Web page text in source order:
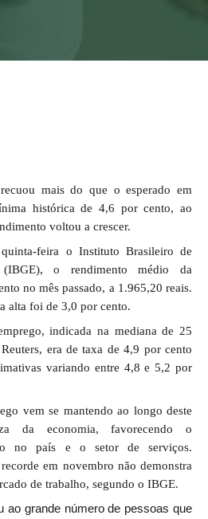
mais do que o esperado em
histórica de 4,6 por cento, ao
voltou a crescer.
feira o Instituto Brasileiro de
(IBGE), o rendimento médio da
no mês passado, a 1.965,20 reais.
alta foi de 3,0 por cento.
indicada na mediana de 25
era de taxa de 4,9 por cento
variando entre 4,8 e 5,2 por
vem se mantendo ao longo deste
da economia, favorecendo o
no país e o setor de serviços.
em novembro não demonstra
de trabalho, segundo o IBGE.
ao grande número de pessoas que